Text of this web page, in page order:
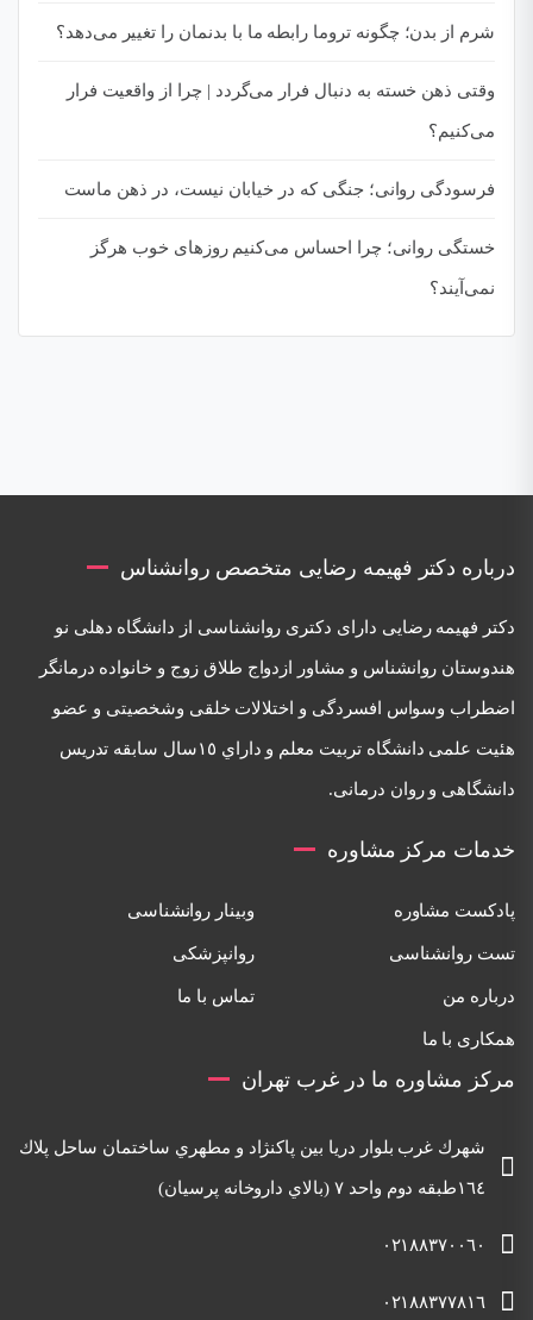
شرم از بدن؛ چگونه تروما رابطه ما با بدنمان را تغییر می‌دهد؟
وقتی ذهن خسته به دنبال فرار می‌گردد | چرا از واقعیت فرار
می‌کنیم؟
فرسودگی روانی؛ جنگی که در خیابان نیست، در ذهن ماست
خستگی روانی؛ چرا احساس می‌کنیم روزهای خوب هرگز
نمی‌آیند؟
درباره دکتر فهیمه رضایی متخصص روانشناس
دكتر فهيمه رضايی دارای دكتری روانشناسی از دانشگاه دهلی نو
هندوستان روانشناس و مشاور ازدواج طلاق زوج و خانواده درمانگر
اضطراب وسواس افسردگی و اختلالات خلقی وشخصيتی و عضو
هئيت علمی دانشگاه تربيت معلم و داراي ١٥سال سابقه تدريس
دانشگاهی و روان درمانی.
خدمات مرکز مشاوره
پادکست مشاوره وبینار روانشناسی
تست روانشناسی روانپزشکی
درباره من تماس با ما
همکاری با ما
مرکز مشاوره ما در غرب تهران
شهرك غرب بلوار دريا بين پاكنژاد و مطهري ساختمان ساحل پلاك
١٦٤طبقه دوم واحد ٧ (بالاي داروخانه پرسيان)
٠٢١٨٨٣٧٠٠٦٠
٠٢١٨٨٣٧٧٨١٦